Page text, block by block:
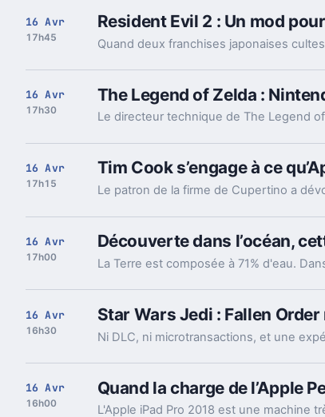
16 Avr
17h45
Resident Evil 2 : Un mod
16 Avr
17h30
The Legend of Zelda :
16 Avr
17h15
Tim Cook s’engage à ce
16 Avr
17h00
Découverte dans l’océan,
16 Avr
16h30
Star Wars Jedi : Fallen
16 Avr
16h00
Quand la charge de l’Apple